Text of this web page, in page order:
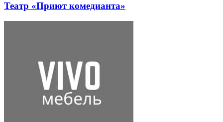
Театр «Приют комедианта»